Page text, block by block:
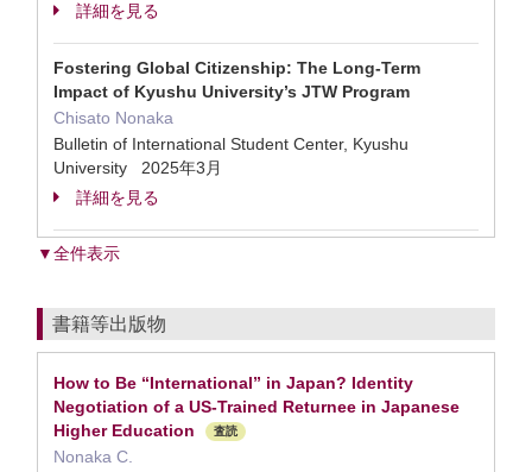
詳細を見る
Fostering Global Citizenship: The Long-Term
Impact of Kyushu University’s JTW Program
Chisato Nonaka
Bulletin of International Student Center, Kyushu
University 2025年3月
詳細を見る
▼全件表示
書籍等出版物
How to Be “International” in Japan? Identity
Negotiation of a US-Trained Returnee in Japanese
Higher Education
査読
Nonaka C.